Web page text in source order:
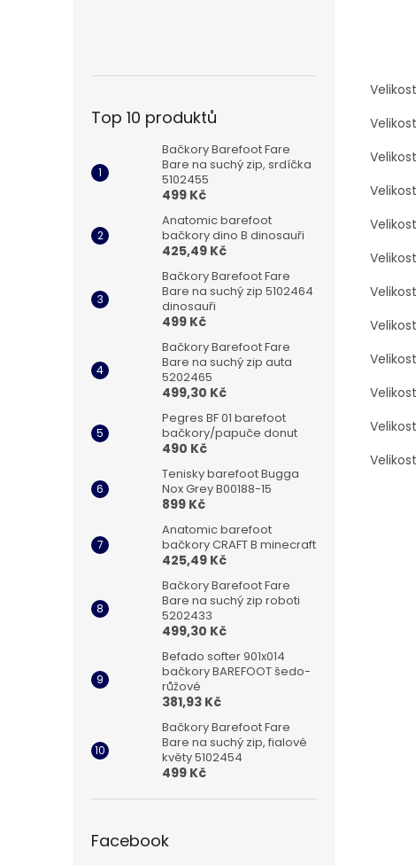
Top 10 produktů
Bačkory Barefoot Fare
Bare na suchý zip, srdíčka
5102455
499 Kč
Anatomic barefoot
bačkory dino B dinosauři
425,49 Kč
Bačkory Barefoot Fare
Bare na suchý zip 5102464
dinosauři
499 Kč
Bačkory Barefoot Fare
Bare na suchý zip auta
5202465
499,30 Kč
Pegres BF 01 barefoot
bačkory/papuče donut
490 Kč
Tenisky barefoot Bugga
Nox Grey B00188-15
899 Kč
Anatomic barefoot
bačkory CRAFT B minecraft
425,49 Kč
Bačkory Barefoot Fare
Bare na suchý zip roboti
5202433
499,30 Kč
Befado softer 901x014
bačkory BAREFOOT šedo-
růžové
381,93 Kč
Bačkory Barefoot Fare
Bare na suchý zip, fialové
květy 5102454
499 Kč
Facebook